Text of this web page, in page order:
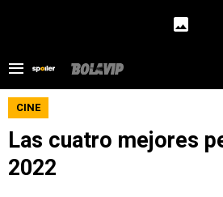
CINE
Las cuatro mejores
2022